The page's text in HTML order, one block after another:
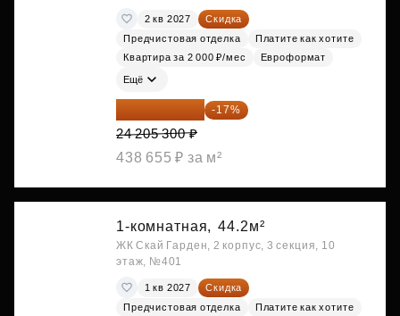
2 кв 2027
Скидка
Предчистовая отделка
Платите как хотите
Квартира за 2 000 ₽/мес
Евроформат
Ещё
20 090 399 ₽ -17%
24 205 300 ₽
438 655 ₽ за м²
1-комнатная, 44.2м²
ЖК Скай Гарден, 2 корпус, 3 секция, 10
этаж, №401
1 кв 2027
Скидка
Предчистовая отделка
Платите как хотите